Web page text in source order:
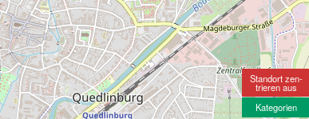
Standort zen-
trieren aus
Kategorien